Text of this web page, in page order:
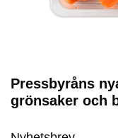
Pressbyråns
grönsaker och